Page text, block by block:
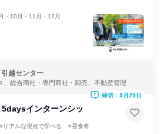
・10月・11月・12月
越センター
、総合商社・専門商社・卸売、不動産管理
インターンシッ
リアルな視点で学べる ⭐昼食有
締切：9月29日